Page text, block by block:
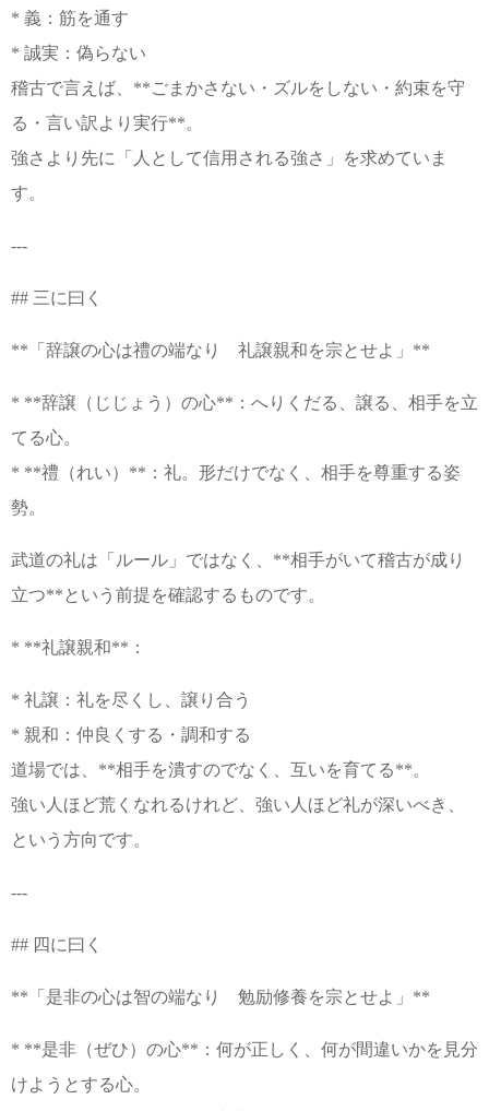
* 義：筋を通す
* 誠実：偽らない
稽古で言えば、**ごまかさない・ズルをしない・約束を守
る・言い訳より実行**。
強さより先に「人として信用される強さ」を求めていま
す。
---
## 三に曰く
**「辞譲の心は禮の端なり 礼譲親和を宗とせよ」**
* **辞譲（じじょう）の心**：へりくだる、譲る、相手を立
てる心。
* **禮（れい）**：礼。形だけでなく、相手を尊重する姿
勢。
武道の礼は「ルール」ではなく、**相手がいて稽古が成り
立つ**という前提を確認するものです。
* **礼譲親和**：
* 礼譲：礼を尽くし、譲り合う
* 親和：仲良くする・調和する
道場では、**相手を潰すのでなく、互いを育てる**。
強い人ほど荒くなれるけれど、強い人ほど礼が深いべき、
という方向です。
---
## 四に曰く
**「是非の心は智の端なり 勉励修養を宗とせよ」**
* **是非（ぜひ）の心**：何が正しく、何が間違いかを見分
けようとする心。